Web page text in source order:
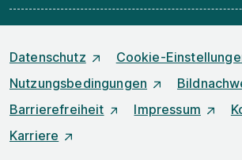
Datenschutz
Cookie-
Nutzungsbedingungen
Barrierefreiheit
Impressum
Karriere